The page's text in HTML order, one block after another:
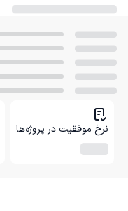
نرخ موفقیت در پروژه‌ها